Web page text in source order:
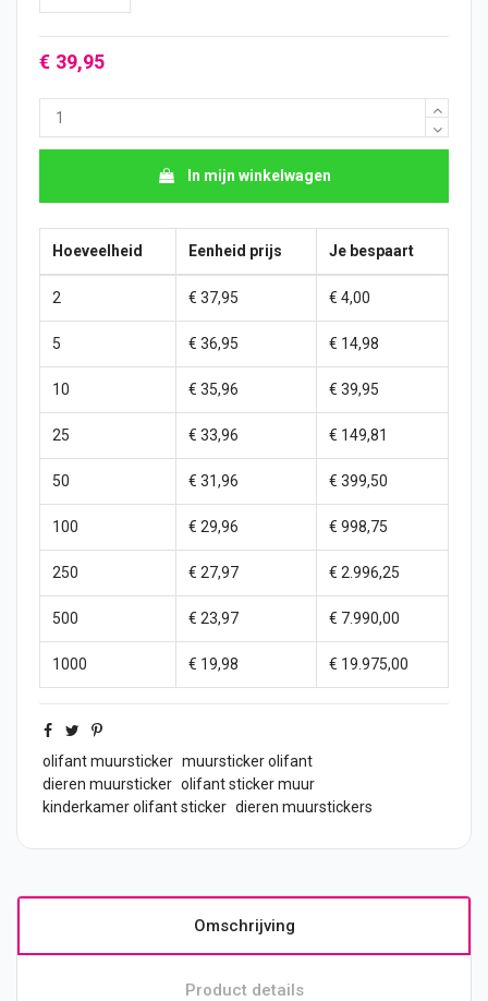
€ 39,95
In mijn winkelwagen
Hoeveelheid Eenheid prijs Je bespaart
2 € 37,95 € 4,00
5 € 36,95 € 14,98
10 € 35,96 € 39,95
25 € 33,96 € 149,81
50 € 31,96 € 399,50
100 € 29,96 € 998,75
250 € 27,97 € 2.996,25
500 € 23,97 € 7.990,00
1000 € 19,98 € 19.975,00
olifant muursticker muursticker olifant
dieren muursticker olifant sticker muur
kinderkamer olifant sticker dieren muurstickers
Omschrijving
Product details